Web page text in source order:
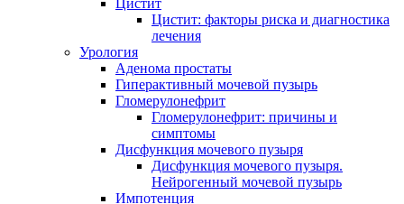
Цистит
Цистит: факторы риска и диагностика
лечения
Урология
Аденома простаты
Гиперактивный мочевой пузырь
Гломерулонефрит
Гломерулонефрит: причины и
симптомы
Дисфункция мочевого пузыря
Дисфункция мочевого пузыря.
Нейрогенный мочевой пузырь
Импотенция